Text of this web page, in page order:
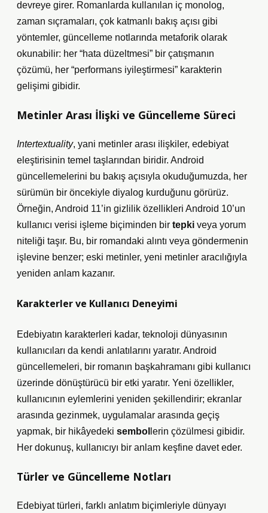
devreye girer. Romanlarda kullanılan iç monolog,
zaman sıçramaları, çok katmanlı bakış açısı gibi
yöntemler, güncelleme notlarında metaforik olarak
okunabilir: her “hata düzeltmesi” bir çatışmanın
çözümü, her “performans iyileştirmesi” karakterin
gelişimi gibidir.
Metinler Arası İlişki ve Güncelleme Süreci
Intertextuality, yani metinler arası ilişkiler, edebiyat
eleştirisinin temel taşlarından biridir. Android
güncellemelerini bu bakış açısıyla okuduğumuzda, her
sürümün bir öncekiyle diyalog kurduğunu görürüz.
Örneğin, Android 11’in gizlilik özellikleri Android 10’un
kullanıcı verisi işleme biçiminden bir tepki veya yorum
niteliği taşır. Bu, bir romandaki alıntı veya göndermenin
işlevine benzer; eski metinler, yeni metinler aracılığıyla
yeniden anlam kazanır.
Karakterler ve Kullanıcı Deneyimi
Edebiyatın karakterleri kadar, teknoloji dünyasının
kullanıcıları da kendi anlatılarını yaratır. Android
güncellemeleri, bir romanın başkahramanı gibi kullanıcı
üzerinde dönüştürücü bir etki yaratır. Yeni özellikler,
kullanıcının eylemlerini yeniden şekillendirir; ekranlar
arasında gezinmek, uygulamalar arasında geçiş
yapmak, bir hikâyedeki sembol lerin çözülmesi gibidir.
Her dokunuş, kullanıcıyı bir anlam keşfine davet eder.
Türler ve Güncelleme Notları
Edebiyat türleri, farklı anlatım biçimleriyle dünyayı